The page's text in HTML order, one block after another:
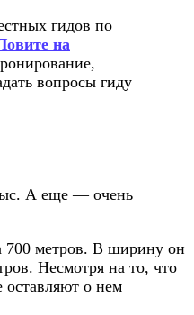
гидов по
на
вопросы гиду
А еще — очень
700 метров. В ширину он
Несмотря на то, что
о нем